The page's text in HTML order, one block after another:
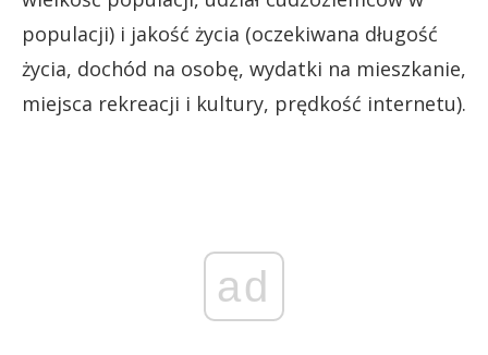
populacji) i jakość życia (oczekiwana długość
życia, dochód na osobę, wydatki na mieszkanie,
miejsca rekreacji i kultury, prędkość internetu).
ad